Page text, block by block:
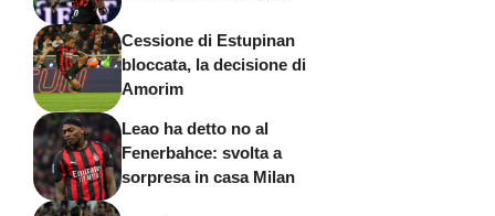
Cessione di Estupinan
bloccata, la decisione di
Amorim
Leao ha detto no al
Fenerbahce: svolta a
sorpresa in casa Milan